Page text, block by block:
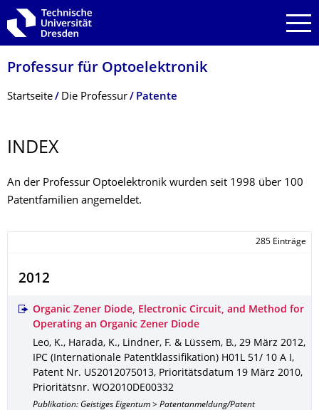
Zur Hauptnavigation springen
Zur Suche springen
Zum Inhalt springen
Professur für Optoelektronik
Breadcrumb-Menü
Startseite Die Professur Patente
INDEX
An der Professur Optoelektronik wurden seit 1998 über 100
Patentfamilien angemeldet.
285 Einträge
2012
Organic Zener Diode, Electronic Circuit, and Method for
Operating an Organic Zener Diode
Leo, K., Harada, K., Lindner, F. & Lüssem, B., 29 März 2012,
IPC (Internationale Patentklassifikation) H01L 51/ 10 A I ,
Patent Nr. US2012075013, Prioritätsdatum 19 März 2010,
Prioritätsnr. WO2010DE00332
Publikation: Geistiges Eigentum > Patentanmeldung/Patent